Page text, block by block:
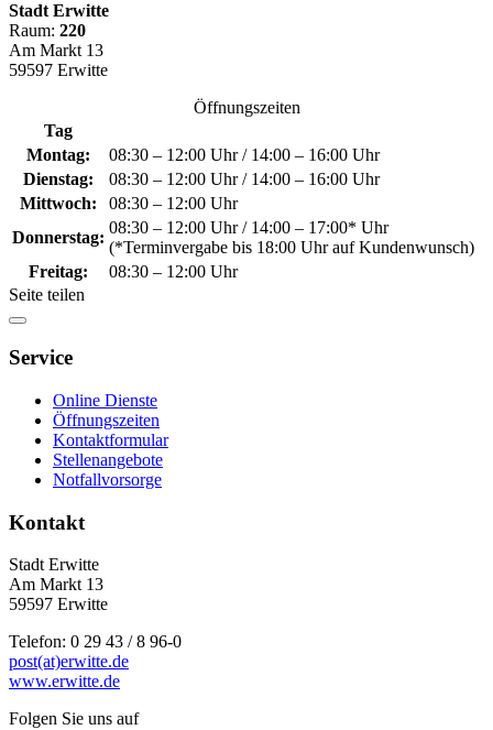
Stadt Erwitte
Raum: 220
Am Markt 13
59597 Erwitte
Öffnungszeiten
Tag
Montag:
08:30 – 12:00 Uhr / 14:00 – 16:00 Uhr
Dienstag:
08:30 – 12:00 Uhr / 14:00 – 16:00 Uhr
Mittwoch:
08:30 – 12:00 Uhr
Donnerstag:
08:30 – 12:00 Uhr / 14:00 – 17:00* Uhr
(*Terminvergabe bis 18:00 Uhr auf Kundenwunsch)
Freitag:
08:30 – 12:00 Uhr
Seite teilen
Service
Online Dienste
Öffnungszeiten
Kontaktformular
Stellenangebote
Notfallvorsorge
Kontakt
Stadt Erwitte
Am Markt 13
59597 Erwitte
Telefon: 0 29 43 / 8 96-0
post(at)erwitte.de
www.erwitte.de
Folgen Sie uns auf